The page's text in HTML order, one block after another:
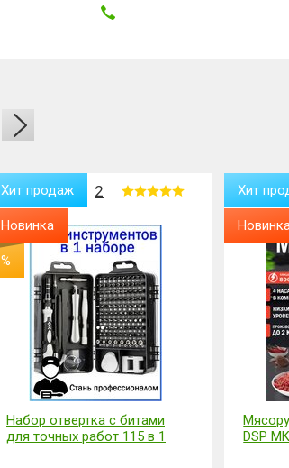
2
Хит продаж
Новинка
%
Набор отвертка с битами
для точных работ 115 в 1
Хит
DSP